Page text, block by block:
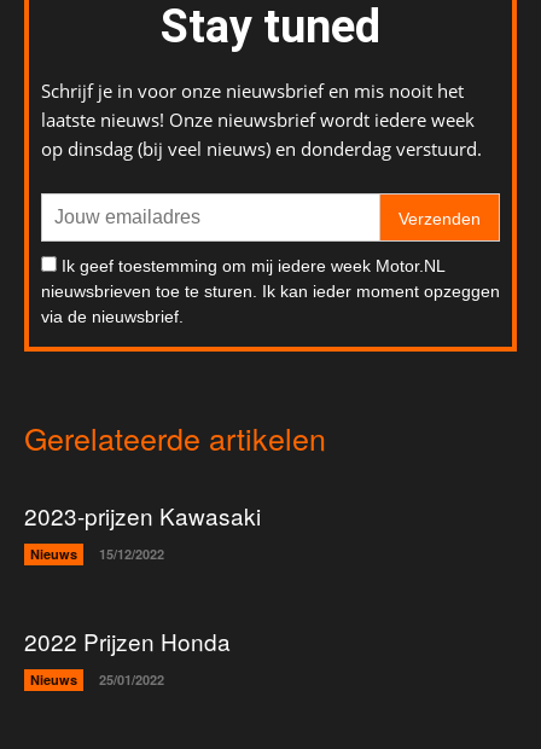
Stay tuned
Schrijf je in voor onze nieuwsbrief en mis nooit het
laatste nieuws! Onze nieuwsbrief wordt iedere week
op dinsdag (bij veel nieuws) en donderdag verstuurd.
Verzenden
Ik geef toestemming om mij iedere week Motor.NL
nieuwsbrieven toe te sturen. Ik kan ieder moment opzeggen
via de nieuwsbrief.
Gerelateerde artikelen
2023-prijzen Kawasaki
Nieuws 15/12/2022
2022 Prijzen Honda
Nieuws 25/01/2022